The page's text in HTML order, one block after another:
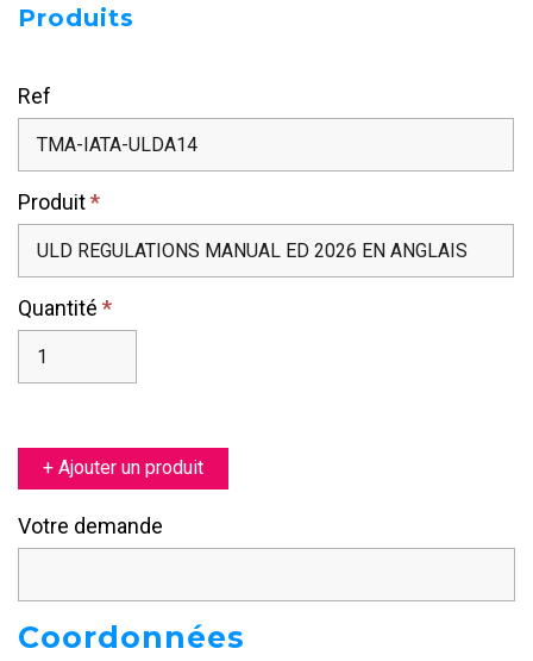
Produits
Ref
Produit*
Quantité *
+ Ajouter un produit
Votre demande
Coordonnées